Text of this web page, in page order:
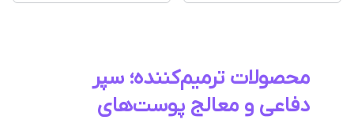
محصولات ترمیم‌کننده؛ سپر
دفاعی و معالج پوست‌های